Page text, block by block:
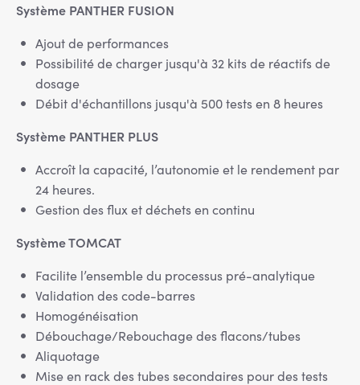
Système PANTHER FUSION
Ajout de performances
Possibilité de charger jusqu'à 32 kits de réactifs de
dosage
Débit d'échantillons jusqu'à 500 tests en 8 heures
Système PANTHER PLUS
Accroît la capacité, l’autonomie et le rendement par
24 heures.
Gestion des flux et déchets en continu
Système TOMCAT
Facilite l’ensemble du processus pré-analytique
Validation des code-barres
Homogénéisation
Débouchage/Rebouchage des flacons/tubes
Aliquotage
Mise en rack des tubes secondaires pour des tests